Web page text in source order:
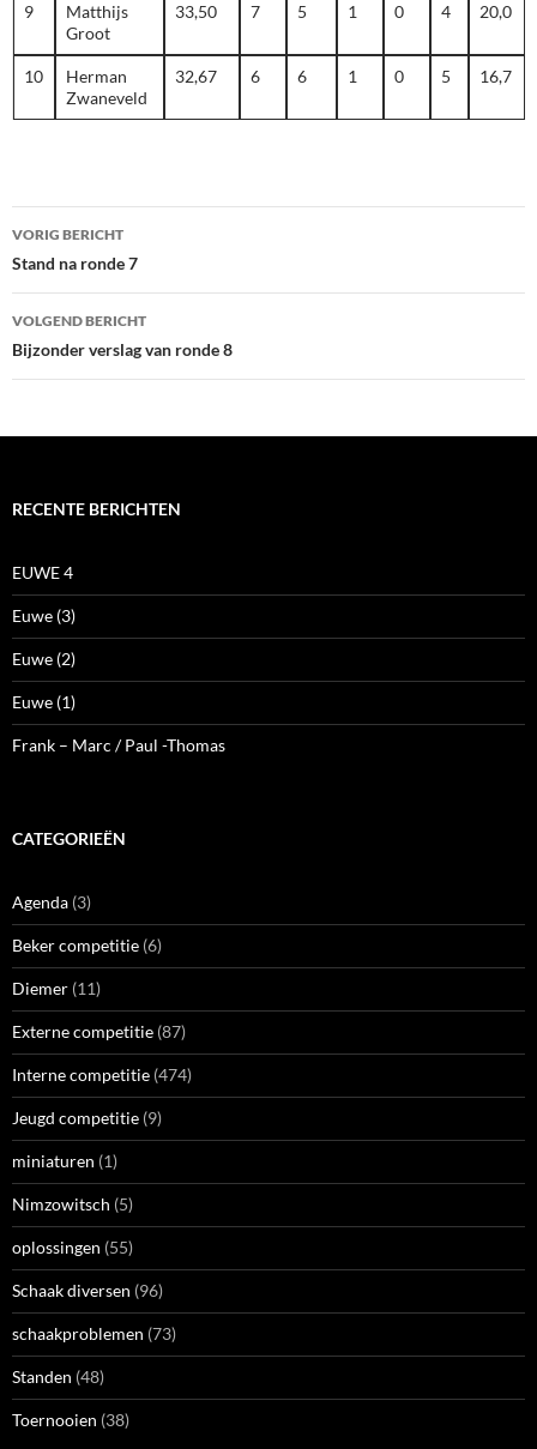
9
Matthijs
Groot
33,50 7 5 1 0 4 20,0
10
Herman
Zwaneveld
32,67 6 6 1 0 5 16,7
Bericht
navigatie
VORIG BERICHT
Stand na ronde 7
VOLGEND BERICHT
Bijzonder verslag van ronde 8
RECENTE BERICHTEN
EUWE 4
Euwe (3)
Euwe (2)
Euwe (1)
Frank – Marc / Paul -Thomas
CATEGORIEËN
Agenda (3)
Beker competitie (6)
Diemer (11)
Externe competitie (87)
Interne competitie (474)
Jeugd competitie (9)
miniaturen (1)
Nimzowitsch (5)
oplossingen (55)
Schaak diversen (96)
schaakproblemen (73)
Standen (48)
Toernooien (38)